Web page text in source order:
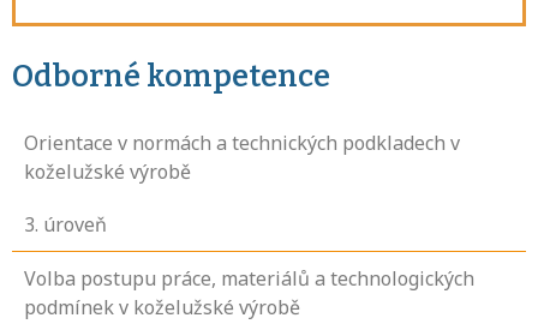
Odborné kompetence
Orientace v normách a technických podkladech v
koželužské výrobě
3. úroveň
Volba postupu práce, materiálů a technologických
podmínek v koželužské výrobě